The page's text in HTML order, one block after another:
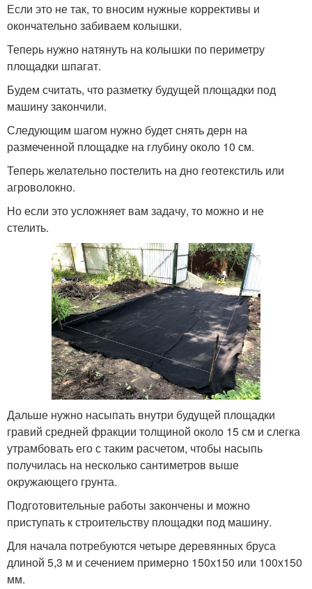
Если это не так, то вносим нужные коррективы и
окончательно забиваем колышки.
Теперь нужно натянуть на колышки по периметру
площадки шпагат.
Будем считать, что разметку будущей площадки под
машину закончили.
Следующим шагом нужно будет снять дерн на
размеченной площадке на глубину около 10 см.
Теперь желательно постелить на дно геотекстиль или
агроволокно.
Но если это усложняет вам задачу, то можно и не
стелить.
Дальше нужно насыпать внутри будущей площадки
гравий средней фракции толщиной около 15 см и слегка
утрамбовать его с таким расчетом, чтобы насыпь
получилась на несколько сантиметров выше
окружающего грунта.
Подготовительные работы закончены и можно
приступать к строительству площадки под машину.
Для начала потребуются четыре деревянных бруса
длиной 5,3 м и сечением примерно 150х150 или 100х150
мм.